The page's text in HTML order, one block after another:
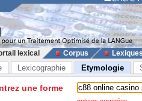
lexical Corpus
Lexicographie Etymologie
une forme